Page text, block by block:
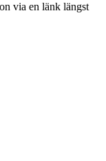
via en länk längst